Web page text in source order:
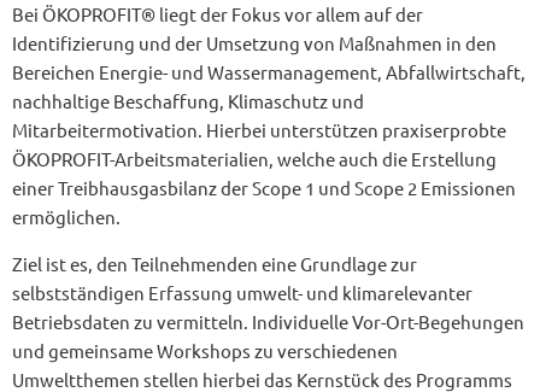
Bei ÖKOPROFIT® liegt der Fokus vor allem auf der
Identifizierung und der Umsetzung von Maßnahmen in den
Bereichen Energie- und Wassermanagement, Abfallwirtschaft,
nachhaltige Beschaffung, Klimaschutz und
Mitarbeitermotivation. Hierbei unterstützen praxiserprobte
ÖKOPROFIT-Arbeitsmaterialien, welche auch die Erstellung
einer Treibhausgasbilanz der Scope 1 und Scope 2 Emissionen
ermöglichen.
Ziel ist es, den Teilnehmenden eine Grundlage zur
selbstständigen Erfassung umwelt- und klimarelevanter
Betriebsdaten zu vermitteln. Individuelle Vor-Ort-Begehungen
und gemeinsame Workshops zu verschiedenen
Umweltthemen stellen hierbei das Kernstück des Programms